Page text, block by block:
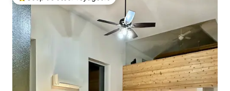
Coups de cœur voyageurs les plus appréciés